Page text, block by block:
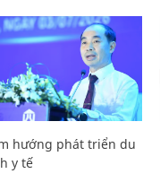
hướng phát triển du
y tế